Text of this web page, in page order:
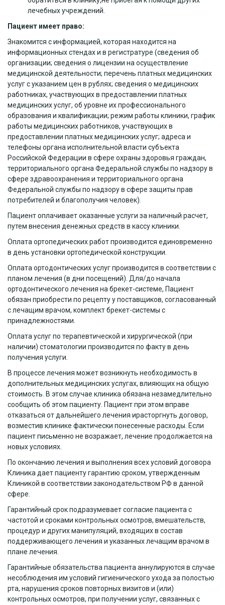
лечебных учреждений.
Пациент имеет право:
Знакомится с информацией, которая находится на
информационных стендах и в регистратуре (сведения об
организации; сведения о лицензии на осуществление
медицинской деятельности; перечень платных медицинских
услуг с указанием цен в рублях; сведения о медицинских
работниках, участвующих в предоставлении платных
медицинских услуг, об уровне их профессионального
образования и квалификации; режим работы клиники, график
работы медицинских работников, участвующих в
предоставлении платных медицинских услуг; адреса и
телефоны органа исполнительной власти субъекта
Российской Федерации в сфере охраны здоровья граждан,
территориального органа Федеральной службы по надзору в
сфере здравоохранения и территориального органа
Федеральной службы по надзору в сфере защиты прав
потребителей и благополучия человек).
Пациент оплачивает оказанные услуги за наличный расчет,
путем внесения денежных средств в кассу клиники.
Оплата ортопедических работ производится единовременно
в день установки ортопедической конструкции.
Оплата ортодонтических услуг производится в соответствии с
планом лечения (в дни посещений). Для/до начала
ортодонтического лечения на брекет-системе, Пациент
обязан приобрести по рецепту у поставщиков, согласованный
с лечащим врачом, комплект брекет-системы с
принадлежностями.
Оплата услуг по терапевтической и хирургической (при
наличии) стоматологии производится по факту в день
получения услуги.
В процессе лечения может возникнуть необходимость в
дополнительных медицинских услугах, влияющих на общую
стоимость. В этом случае клиника обязана незамедлительно
сообщить об этом пациенту. Пациент при этом вправе
отказаться от дальнейшего лечения ирасторгнуть договор,
возместив клинике фактически понесенные расходы. Если
пациент письменно не возражает, лечение продолжается на
новых условиях.
По окончанию лечения и выполнения всех условий договора
Клиника дает пациенту гарантию сроком, утвержденным
Клиникой в соответствии законодательством РФ в данной
сфере.
Гарантийный срок подразумевает согласие пациента с
частотой и сроками контрольных осмотров, вмешательств,
процедур и других манипуляций, входящих в состав
поддерживающего лечения и указанных лечащим врачом в
плане лечения.
Гарантийные обязательства пациента аннулируются в случае
несоблюдения им условий гигиенического ухода за полостью
рта, нарушения сроков повторных визитов и (или)
контрольных осмотров, при получении услуг, связанных с